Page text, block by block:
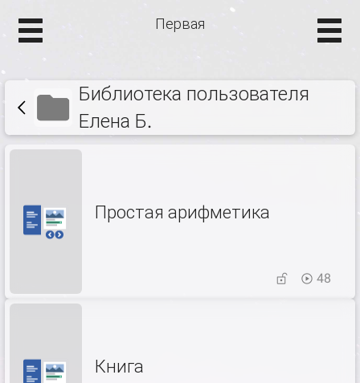
Первая
Библиотека пользователя
Елена Б.
Простая арифметика
48
Книга